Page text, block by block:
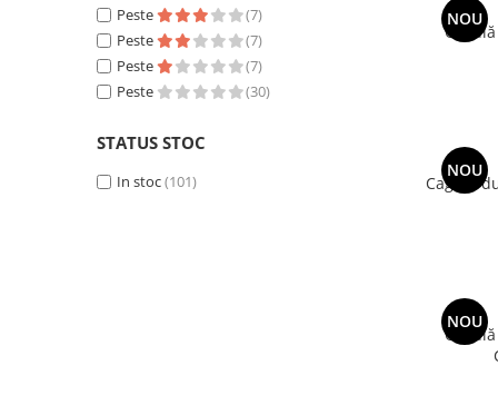
Peste
(7)
Peste
(7)
Peste
(7)
Peste
(30)
STATUS STOC
In stoc(101)
NOU
NOU
Cagulă
NOU